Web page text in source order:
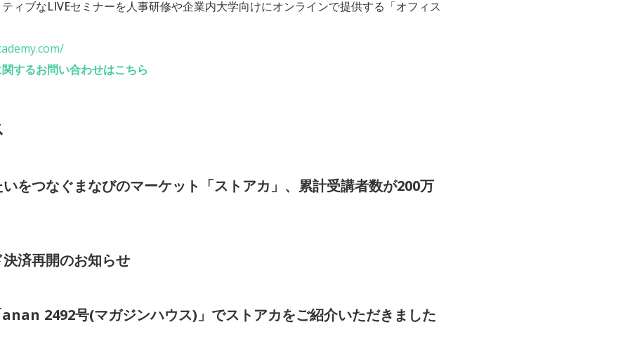
ィブなLIVEセミナーを人事研修や企業内大学向けにオンラインで提供する「オフィス
するお問い合わせはこちら
をつなぐまなびのマーケット「ストアカ」、累計受講者数が200万
済再開のお知らせ
2492号(マガジンハウス)」でストアカをご紹介いただきました